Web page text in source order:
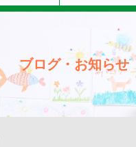
ブログ・お知らせ